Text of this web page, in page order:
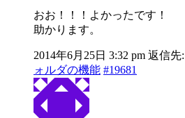
おお！！！よかったです！
助かります。
2014年6月25日 3:32 pm 返信先:
ォルダの機能 #19681